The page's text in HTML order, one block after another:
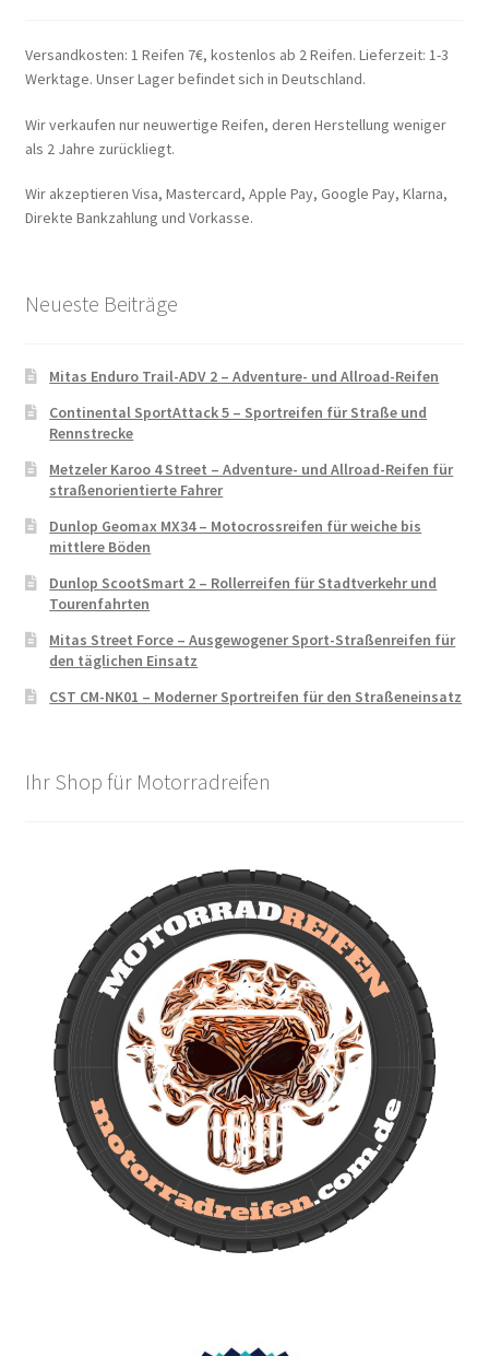
Versandkosten: 1 Reifen 7€, kostenlos ab 2 Reifen. Lieferzeit: 1-3
Werktage. Unser Lager befindet sich in Deutschland.
Wir verkaufen nur neuwertige Reifen, deren Herstellung weniger
als 2 Jahre zurückliegt.
Wir akzeptieren Visa, Mastercard, Apple Pay, Google Pay, Klarna,
Direkte Bankzahlung und Vorkasse.
Neueste Beiträge
Mitas Enduro Trail-ADV 2 – Adventure- und Allroad-Reifen
Continental SportAttack 5 – Sportreifen für Straße und
Rennstrecke
Metzeler Karoo 4 Street – Adventure- und Allroad-Reifen für
straßenorientierte Fahrer
Dunlop Geomax MX34 – Motocrossreifen für weiche bis
mittlere Böden
Dunlop ScootSmart 2 – Rollerreifen für Stadtverkehr und
Tourenfahrten
Mitas Street Force – Ausgewogener Sport-Straßenreifen für
den täglichen Einsatz
CST CM-NK01 – Moderner Sportreifen für den Straßeneinsatz
Ihr Shop für Motorradreifen